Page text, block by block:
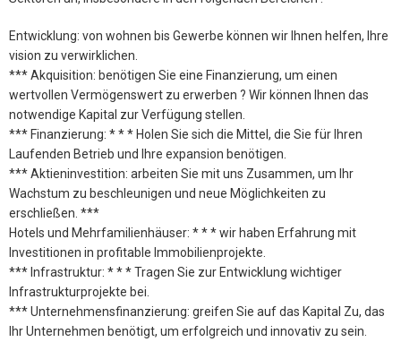
Entwicklung: von wohnen bis Gewerbe können wir Ihnen helfen, Ihre
vision zu verwirklichen.
*** Akquisition: benötigen Sie eine Finanzierung, um einen
wertvollen Vermögenswert zu erwerben ? Wir können Ihnen das
notwendige Kapital zur Verfügung stellen.
*** Finanzierung: * * * Holen Sie sich die Mittel, die Sie für Ihren
Laufenden Betrieb und Ihre expansion benötigen.
*** Aktieninvestition: arbeiten Sie mit uns Zusammen, um Ihr
Wachstum zu beschleunigen und neue Möglichkeiten zu
erschließen. ***
Hotels und Mehrfamilienhäuser: * * * wir haben Erfahrung mit
Investitionen in profitable Immobilienprojekte.
*** Infrastruktur: * * * Tragen Sie zur Entwicklung wichtiger
Infrastrukturprojekte bei.
*** Unternehmensfinanzierung: greifen Sie auf das Kapital Zu, das
Ihr Unternehmen benötigt, um erfolgreich und innovativ zu sein.